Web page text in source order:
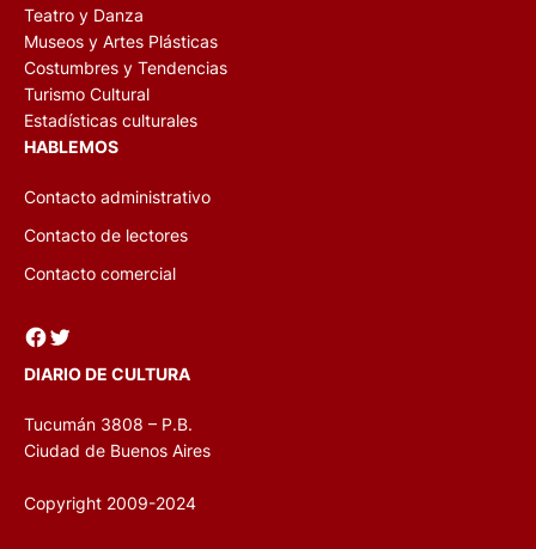
Teatro y Danza
Museos y Artes Plásticas
Costumbres y Tendencias
Turismo Cultural
Estadísticas culturales
HABLEMOS
Contacto administrativo
Contacto de lectores
Contacto comercial
Facebook Twitter
DIARIO DE CULTURA
Tucumán 3808 – P.B.
Ciudad de Buenos Aires
Copyright 2009-2024